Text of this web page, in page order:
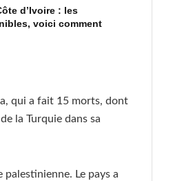
d’Ivoire : les
voici comment
qui a fait 15 morts, dont
la Turquie dans sa
Le pays a